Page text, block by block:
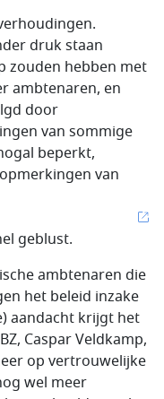
druk staan
zouden hebben met
ambtenaren, en
door
van sommige
beperkt,
van
geblust.
ambtenaren die
het beleid inzake
aandacht krijgt het
Caspar Veldkamp,
op vertrouwelijke
wel meer